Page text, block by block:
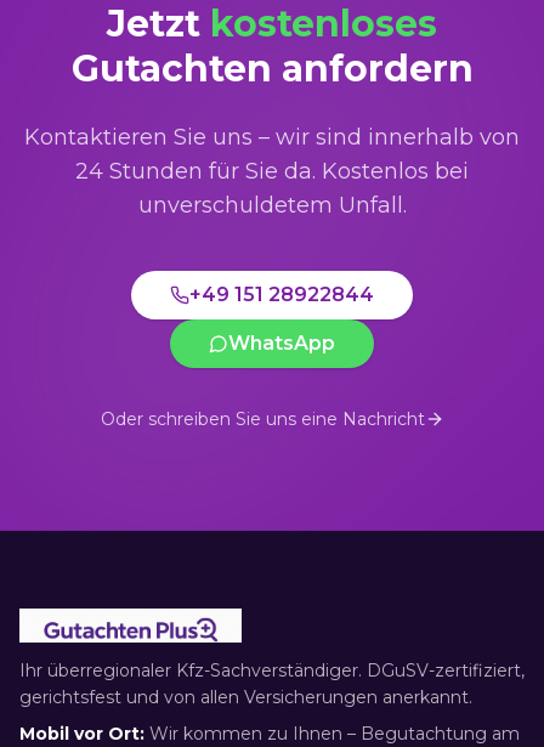
Jetzt kostenloses
Gutachten anfordern
Kontaktieren Sie uns – wir sind innerhalb von
24 Stunden für Sie da. Kostenlos bei
unverschuldetem Unfall.
+49 151 28922844
WhatsApp
Oder schreiben Sie uns eine Nachricht
Ihr überregionaler Kfz-Sachverständiger. DGuSV-zertifiziert,
gerichtsfest und von allen Versicherungen anerkannt.
Mobil vor Ort: Wir kommen zu Ihnen – Begutachtung am